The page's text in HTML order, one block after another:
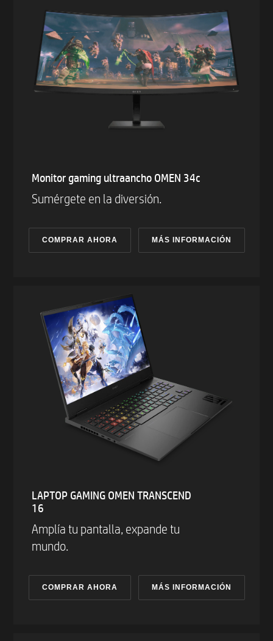
Monitor gaming ultraancho OMEN 34c
Sumérgete en la diversión.
COMPRAR AHORA MÁS INFORMACIÓN
LAPTOP GAMING OMEN TRANSCEND
16
Amplía tu pantalla, expande tu
mundo.
COMPRAR AHORA MÁS INFORMACIÓN